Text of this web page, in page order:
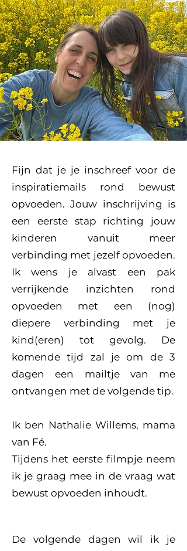
Fijn dat je je inschreef voor de
inspiratiemails rond bewust
opvoeden. Jouw inschrijving is
een eerste stap richting jouw
kinderen vanuit meer
verbinding met jezelf opvoeden.
Ik wens je alvast een pak
verrijkende inzichten rond
opvoeden met een (nog)
diepere verbinding met je
kind(eren) tot gevolg. De
komende tijd zal je om de 3
dagen een mailtje van me
ontvangen met de volgende tip.
Ik ben Nathalie Willems, mama
van Fé.
Tijdens het eerste filmpje neem
ik je graag mee in de vraag wat
bewust opvoeden inhoudt.
De volgende dagen wil ik je